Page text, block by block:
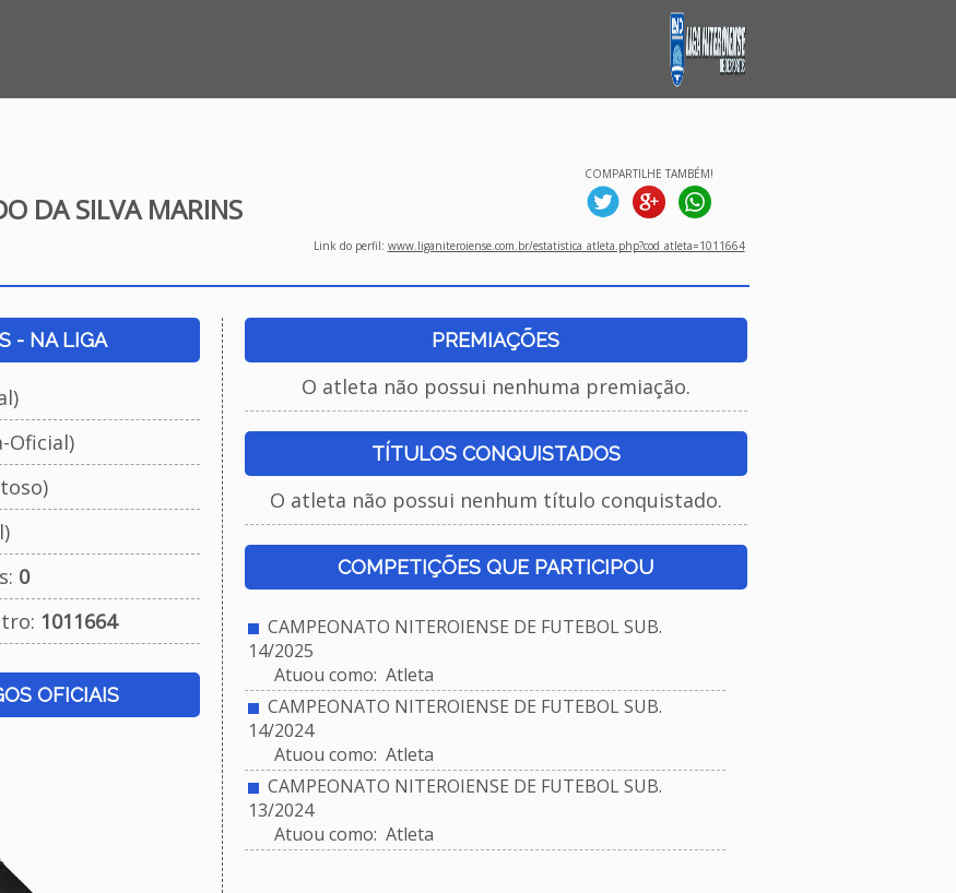
DA SILVA MARINS
COMPARTILHE TAMBÉM!
Link do perfil: www.liganiteroiense.com.br/estatistica_atleta.php?cod_atleta=1011664
- NA LIGA
Oficial)
0
1011664
OFICIAIS
PREMIAÇÕES
O atleta não possui nenhuma premiação.
TÍTULOS CONQUISTADOS
O atleta não possui nenhum título conquistado.
COMPETIÇÕES QUE PARTICIPOU
CAMPEONATO NITEROIENSE DE FUTEBOL SUB.
14/2025
Atuou como: Atleta
CAMPEONATO NITEROIENSE DE FUTEBOL SUB.
14/2024
Atuou como: Atleta
CAMPEONATO NITEROIENSE DE FUTEBOL SUB.
13/2024
Atuou como: Atleta